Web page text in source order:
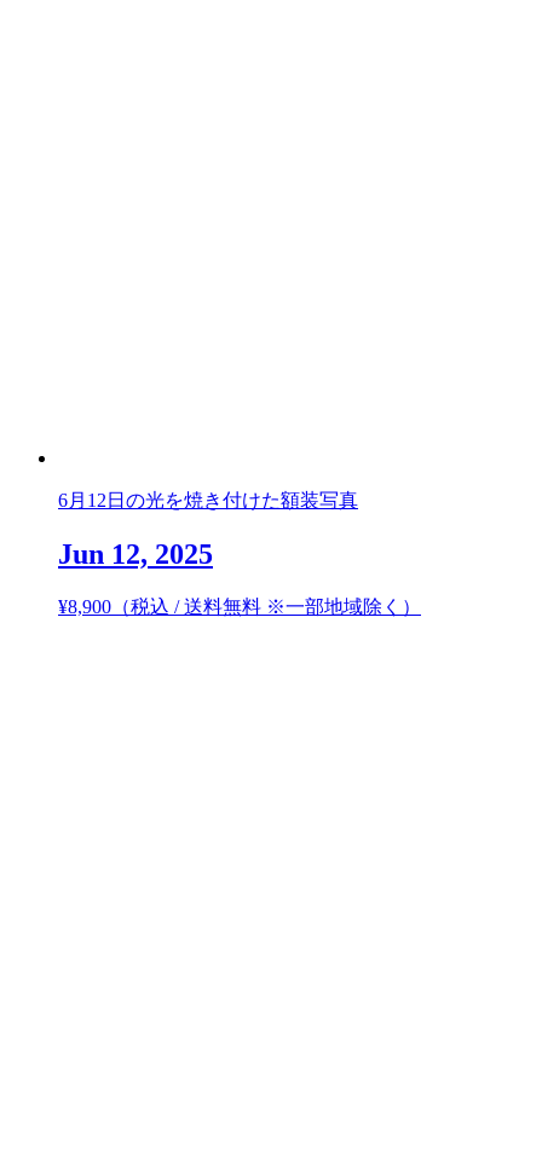
6月12日の光を焼き付けた額装写真
Jun 12, 2025
¥8,900 （税込 / 送料無料 ※一部地域除く）